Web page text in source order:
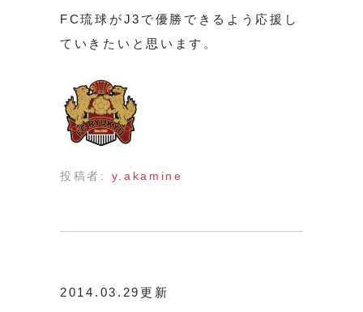
FC琉球がJ3で優勝できるよう応援し
ていきたいと思います。
投稿者: y.akamine
2014.03.29更新